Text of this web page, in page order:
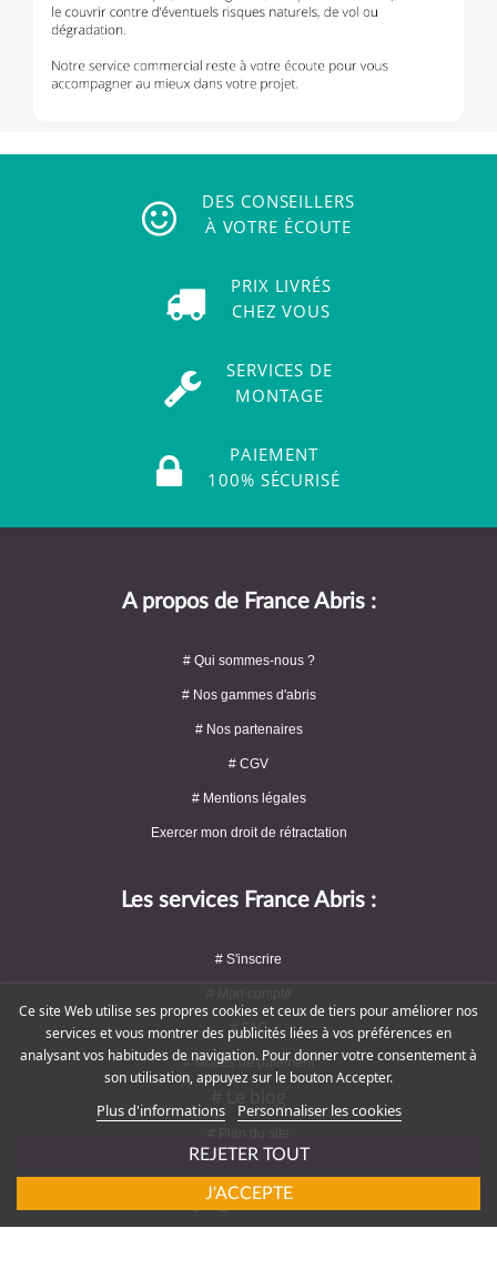
DES CONSEILLERS
À VOTRE ÉCOUTE
PRIX LIVRÉS
CHEZ VOUS
SERVICES DE
MONTAGE
PAIEMENT
100% SÉCURISÉ
A propos de France Abris :
# Qui sommes-nous ?
# Nos gammes d'abris
# Nos partenaires
# CGV
# Mentions légales
Exercer mon droit de rétractation
Les services France Abris :
# S'inscrire
# FAQ
# Modes de paiement
Rejoignez-nous !
Ce site Web utilise ses propres cookies et ceux de tiers pour améliorer nos
services et vous montrer des publicités liées à vos préférences en
analysant vos habitudes de navigation. Pour donner votre consentement à
son utilisation, appuyez sur le bouton Accepter.
Plus d'informations Personnaliser les cookies
REJETER TOUT
J'ACCEPTE